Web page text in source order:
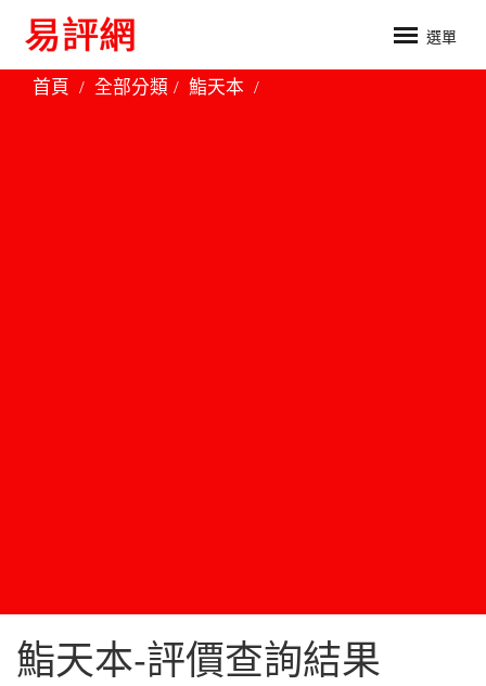
選單
首頁 全部分類 鮨天本
鮨天本-評價查詢結果